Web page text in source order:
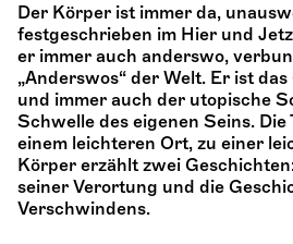
Der Körper ist immer da,
festgeschrieben im Hier und
er immer auch anderswo,
„Anderswos“ der Welt. Er ist
und immer auch der utopische
Schwelle des eigenen Seins.
einem leichteren Ort, zu einer
Körper erzählt zwei
seiner Verortung und die
Verschwindens.